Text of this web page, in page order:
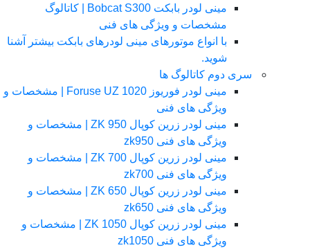
مینی لودر بابکت Bobcat S300 | کاتالوگ
مشخصات و ویژگی های فنی
با انواع موتورهای مینی لودرهای بابکت بیشتر آشنا
شوید.
سری دوم کاتالوگ ها
مینی لودر فوریوز Foruse UZ 1020 | مشخصات و
ویژگی های فنی
مینی لودر زرین کوپال ZK 950 | مشخصات و
ویژگی های فنی zk950
مینی لودر زرین کوپال ZK 700 | مشخصات و
ویژگی های فنی zk700
مینی لودر زرین کوپال ZK 650 | مشخصات و
ویژگی های فنی zk650
مینی لودر زرین کوپال ZK 1050 | مشخصات و
ویژگی های فنی zk1050